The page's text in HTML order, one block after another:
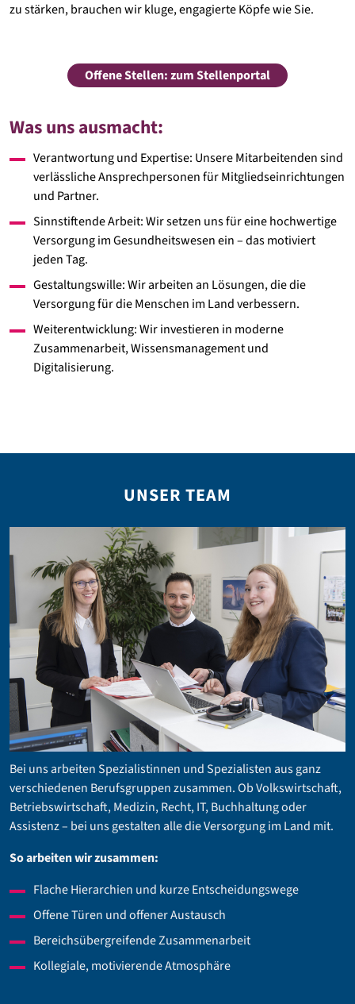
zu stärken, brauchen wir kluge, engagierte Köpfe wie Sie.
Offene Stellen: zum Stellenportal
Was uns ausmacht:
Verantwortung und Expertise: Unsere Mitarbeitenden sind
verlässliche Ansprechpersonen für Mitgliedseinrichtungen
und Partner.
Sinnstiftende Arbeit: Wir setzen uns für eine hochwertige
Versorgung im Gesundheitswesen ein – das motiviert
jeden Tag.
Gestaltungswille: Wir arbeiten an Lösungen, die die
Versorgung für die Menschen im Land verbessern.
Weiterentwicklung: Wir investieren in moderne
Zusammenarbeit, Wissensmanagement und
Digitalisierung.
UNSER TEAM
Bei uns arbeiten Spezialistinnen und Spezialisten aus ganz
verschiedenen Berufsgruppen zusammen. Ob Volkswirtschaft,
Betriebswirtschaft, Medizin, Recht, IT, Buchhaltung oder
Assistenz – bei uns gestalten alle die Versorgung im Land mit.
So arbeiten wir zusammen:
Flache Hierarchien und kurze Entscheidungswege
Offene Türen und offener Austausch
Bereichsübergreifende Zusammenarbeit
Kollegiale, motivierende Atmosphäre